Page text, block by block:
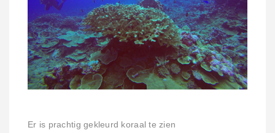
Er is prachtig gekleurd koraal te zien